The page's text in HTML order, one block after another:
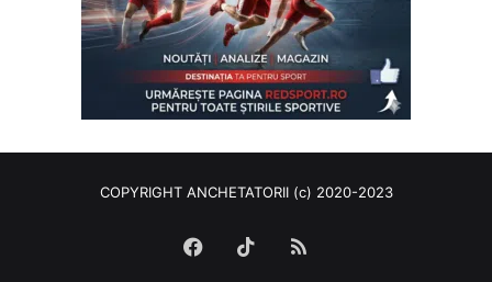
COPYRIGHT ANCHETATORII (c) 2020-2023
Facebook
TikTok